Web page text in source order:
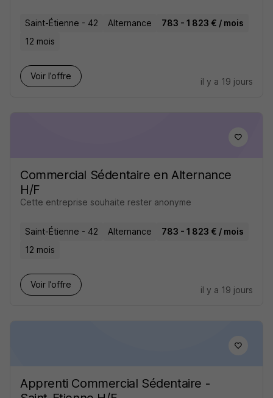
Saint-Étienne - 42 Alternance
783 - 1 823 € / mois
12 mois
Voir l’offre
il y a 19 jours
Commercial Sédentaire en Alternance
H/F
Cette entreprise souhaite rester anonyme
Saint-Étienne - 42 Alternance
783 - 1 823 € / mois
12 mois
Voir l’offre
il y a 19 jours
Apprenti Commercial Sédentaire -